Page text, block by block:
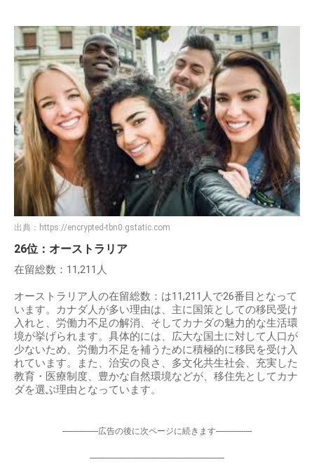
出典： https://encrypted-tbn0.gstatic.com
26位：オーストラリア
在留総数：11,211人
オーストラリア人の在留総数：は11,211人で26番目となって
います。カナダ人が多い理由は、主に国策としての移民受け
入れと、労働力不足の解消、そしてカナダの魅力的な生活環
境が挙げられます。具体的には、広大な国土に対して人口が
少ないため、労働力不足を補うために積極的に移民を受け入
れています。また、治安の良さ、多文化共生社会、充実した
教育・医療制度、豊かな自然環境などが、移住先としてカナ
ダを選ぶ理由となっています。
-----------------広告の後に次ページに続きます-----------------
----------------------------------------------------------------